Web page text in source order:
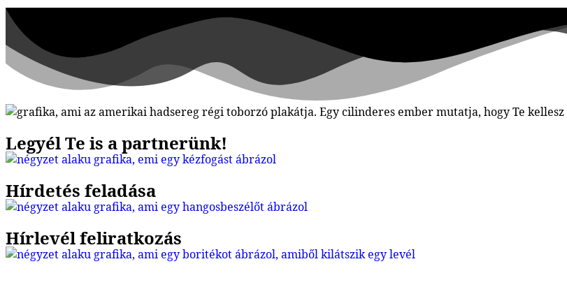
Legyél Te is a partnerünk!
Hírdetés feladása
Hírlevél feliratkozás